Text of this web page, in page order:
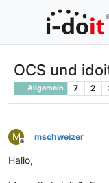
OCS und
Allgemein 7 2
M
Offline
mschweizer
Hallo,